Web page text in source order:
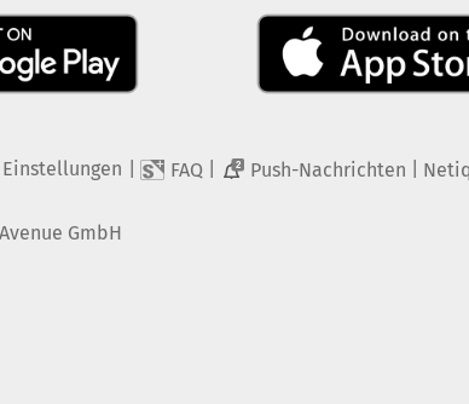
FAQ 2 Push-Nachrichten
GmbH